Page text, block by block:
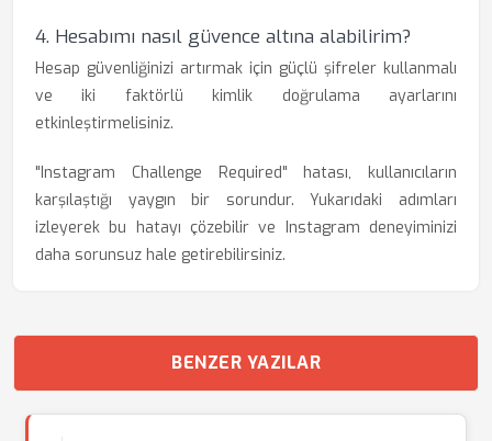
4. Hesabımı nasıl güvence altına alabilirim?
Hesap güvenliğinizi artırmak için güçlü şifreler kullanmalı
ve iki faktörlü kimlik doğrulama ayarlarını
etkinleştirmelisiniz.
"Instagram Challenge Required" hatası, kullanıcıların
karşılaştığı yaygın bir sorundur. Yukarıdaki adımları
izleyerek bu hatayı çözebilir ve Instagram deneyiminizi
daha sorunsuz hale getirebilirsiniz.
BENZER YAZILAR